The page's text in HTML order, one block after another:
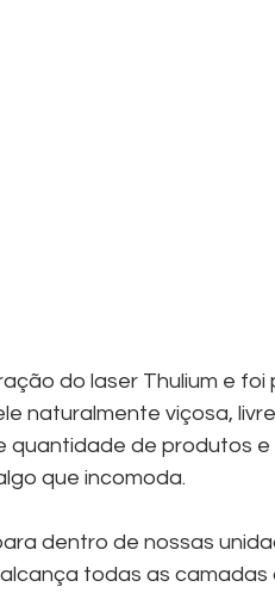
do laser Thulium e
naturalmente viçosa,
quantidade de produtos
que incomoda.
dentro de nossas
todas as